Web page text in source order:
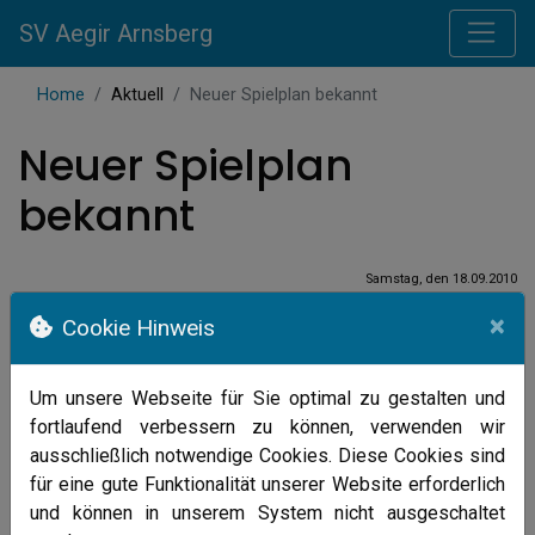
SV Aegir Arnsberg
Home Aktuell Neuer Spielplan bekannt
Neuer Spielplan
bekannt
Samstag, den 18.09.2010
A für die neue Wasserballsaison
vereinbart. Aufgrund der Tatsache, dass
nicht weniger als 10 Teams in der
Bezirksliga gemeldet waren, beschloss
der Bezirk, die Liga in zwei Unterliegen
einzuteilen. Die erste Mannschaft des SV Aegir spielt
somit in der kommenden Saison gegen Unna, Lüdenscheid
Cookie Hinweis ×
Um unsere Webseite für Sie optimal zu gestalten und
fortlaufend verbessern zu können, verwenden wir
ausschließlich notwendige Cookies. Diese Cookies sind
für eine gute Funktionalität unserer Website erforderlich
und können in unserem System nicht ausgeschaltet